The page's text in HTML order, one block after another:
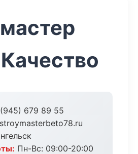
679 89 55
Пн-Вс: 09:00-20:00